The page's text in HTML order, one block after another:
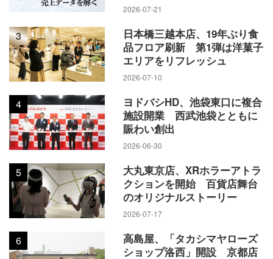
2026-07-21
3
日本橋三越本店、19年ぶり食
品フロア刷新 第1弾は洋菓子
エリアをリフレッシュ
2026-07-10
4
ヨドバシHD、池袋東口に複合
施設開業 西武池袋とともに
賑わい創出
2026-06-30
5
大丸東京店、XRホラーアトラ
クションを開始 百貨店舞台
のオリジナルストーリー
2026-07-17
6
高島屋、「タカシマヤローズ
ショップ洛西」開設 京都店